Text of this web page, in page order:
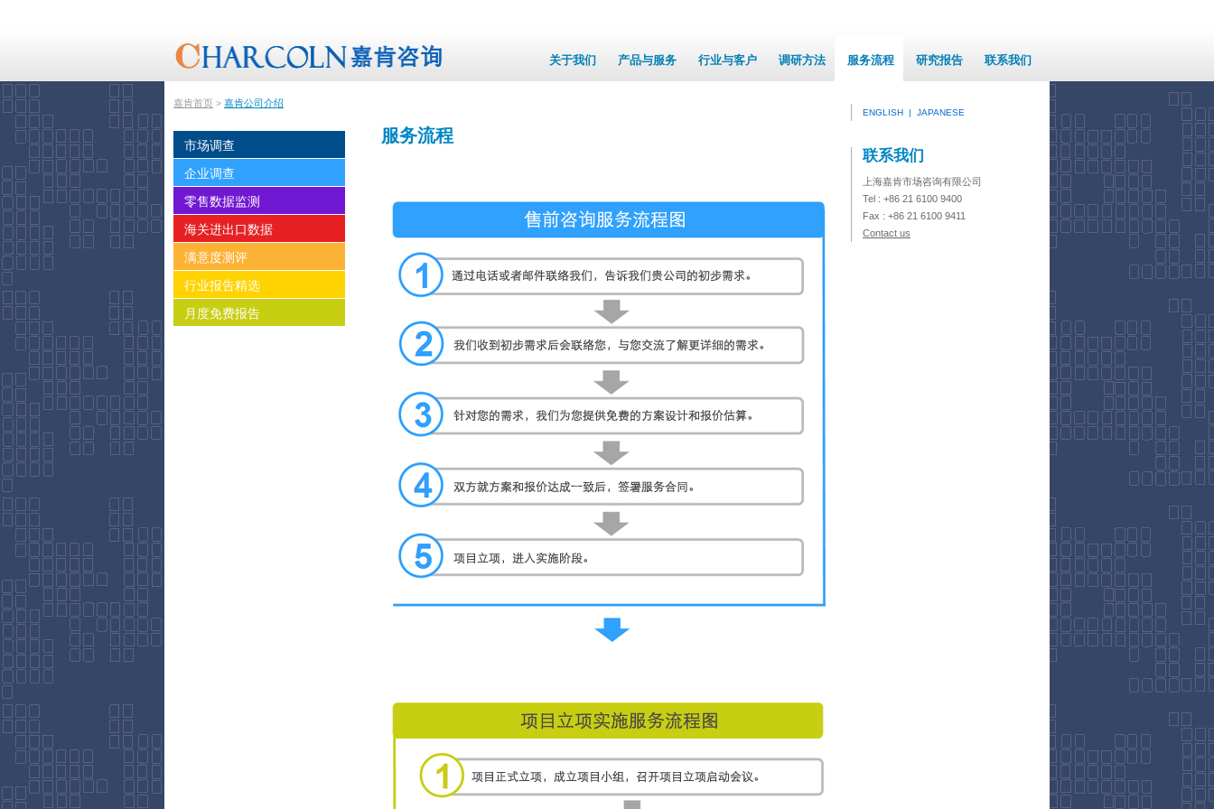
关于我们 产品与服务 行业与客户 调研方法 服务流程 研究报告 联系我们
嘉肯首页 > 嘉肯公司介绍
市场调查
企业调查
零售数据监测
海关进出口数据
满意度测评
行业报告精选
月度免费报告
服务流程
ENGLISH | JAPANESE
联系我们
上海嘉肯市场咨询有限公司
Tel : +86 21 6100 9400
Fax : +86 21 6100 9411
Contact us